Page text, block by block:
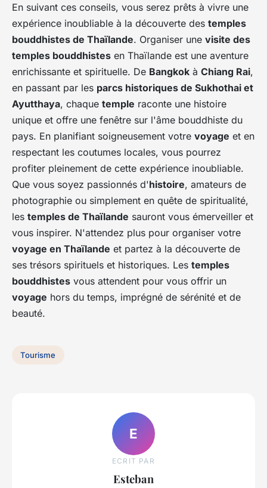
En suivant ces conseils, vous serez prêts à vivre une
expérience inoubliable à la découverte des temples
bouddhistes de Thaïlande. Organiser une visite des
temples bouddhistes en Thaïlande est une aventure
enrichissante et spirituelle. De Bangkok à Chiang Rai,
en passant par les parcs historiques de Sukhothai et
Ayutthaya, chaque temple raconte une histoire
unique et offre une fenêtre sur l'âme bouddhiste du
pays. En planifiant soigneusement votre voyage et en
respectant les coutumes locales, vous pourrez
profiter pleinement de cette expérience inoubliable.
Que vous soyez passionnés d'histoire, amateurs de
photographie ou simplement en quête de spiritualité,
les temples de Thaïlande sauront vous émerveiller et
vous inspirer. N'attendez plus pour organiser votre
voyage en Thaïlande et partez à la découverte de
ses trésors spirituels et historiques. Les temples
bouddhistes vous attendent pour vous offrir un
voyage hors du temps, imprégné de sérénité et de
beauté.
Tourisme
E
ECRIT PAR
Esteban